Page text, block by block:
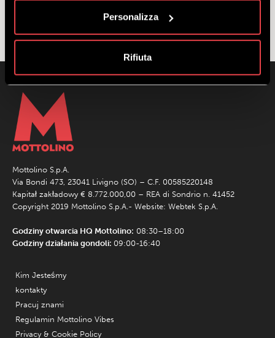
Personalizza
Rifiuta
z€80.00
Mottolino S.p.A.
Via Bondi 473, 23041 Livigno (SO) – C.F. 00585220148
Kapitał zakładowy € 8.772.000,00 – REA di Sondrio n. 41452
Copyright 2019 Mottolino S.p.A.- Website: Webtek S.p.A.
Godziny otwarcia HQ Mottolino: 08:30–18:00
Godziny działania gondoli: 09:00-16:40
Kim Jesteśmy
kontakty
Pracuj znami
Regulamin Mottolino Vibes
Privacy & Cookie Policy